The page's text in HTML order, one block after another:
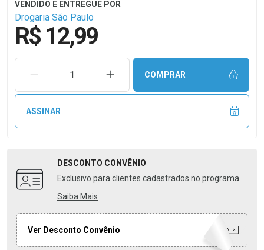
Drogaria São Paulo
R$ 12,99
REMOVER UMA UNIDADEAUMENTAR UMA UNIDADE
COMPRAR
ASSINAR
DESCONTO CONVÊNIO
Exclusivo para clientes cadastrados no programa
Saiba Mais
Ver Desconto Convênio